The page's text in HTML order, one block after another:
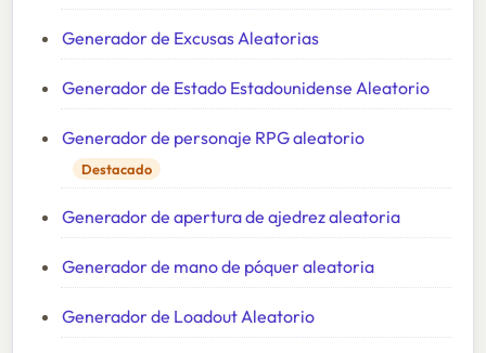
Generador de Excusas Aleatorias
Generador de Estado Estadounidense Aleatorio
Generador de personaje RPG aleatorio
Destacado
Generador de apertura de ajedrez aleatoria
Generador de mano de póquer aleatoria
Generador de Loadout Aleatorio